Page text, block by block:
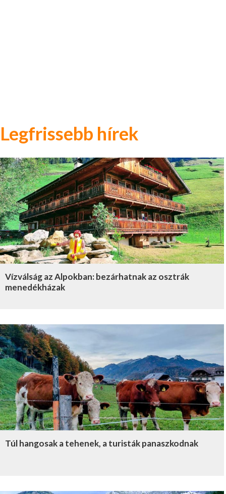
Legfrissebb hírek
Vízválság az Alpokban: bezárhatnak az osztrák
menedékházak
Túl hangosak a tehenek, a turisták panaszkodnak